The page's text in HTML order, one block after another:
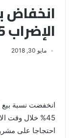
انخفاض
الإضراب 45%
مايو 30, 2018
انخفضت نسبة بيع
45% خلال وقت
احتجاجا على